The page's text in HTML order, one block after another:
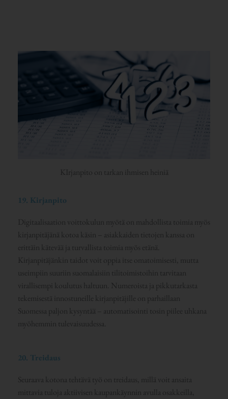
KIrjanpito on tarkan ihmisen heiniä
19. Kirjanpito
Digitaalisaation voittokulun myötä on mahdollista toimia myös
kirjanpitäjänä kotoa käsin – asiakkaiden tietojen kanssa on
erittäin kätevää ja turvallista toimia myös etänä.
Kirjanpitäjänkin taidot voit oppia itse omatoimisesti, mutta
useimpiin suuriin suomalaisiin tilitoimistoihin tarvitaan
virallisempi koulutus haltuun. Numeroista ja pikkutarkasta
tekemisestä innostuneille kirjanpitäjille on parhaillaan
Suomessa paljon kysyntää – automatisointi tosin piilee uhkana
myöhemmin tulevaisuudessa.
20. Treidaus
Seuraava kotona tehtävä työ on treidaus, millä voit ansaita
mittavia tuloja aktiivisen kaupankäynnin avulla osakkeilla,